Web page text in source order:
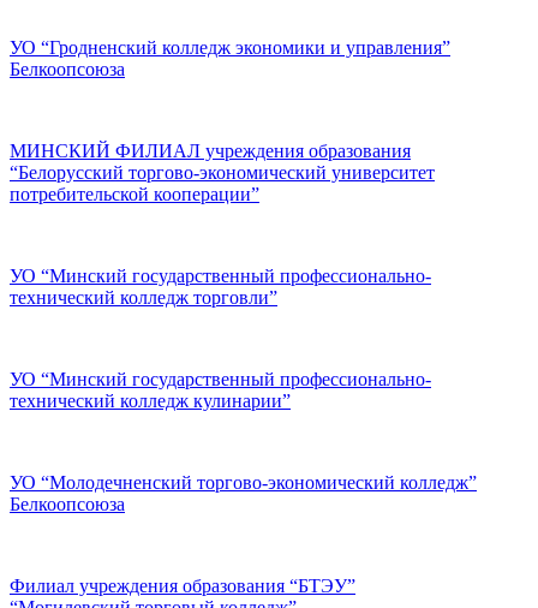
УО “Гродненский колледж экономики и управления”
Белкоопсоюза
МИНСКИЙ ФИЛИАЛ учреждения образования
“Белорусский торгово-экономический университет
потребительской кооперации”
УО “Минский государственный профессионально-
технический колледж торговли”
УО “Минский государственный профессионально-
технический колледж кулинарии”
УО “Молодечненский торгово-экономический колледж”
Белкоопсоюза
Филиал учреждения образования “БТЭУ”